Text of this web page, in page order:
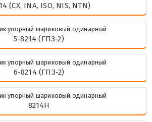
(CX, INA, ISO, NIS, NTN)
упорный шариковый одинарный
5-8214 (ГПЗ-2)
упорный шариковый одинарный
6-8214 (ГПЗ-2)
упорный шариковый одинарный
8214Н